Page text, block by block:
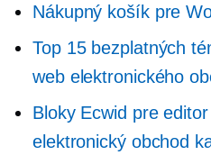
Nákupný košík pre
Top 15 bezplatných
web elektronického
Bloky Ecwid pre
elektronický obchod